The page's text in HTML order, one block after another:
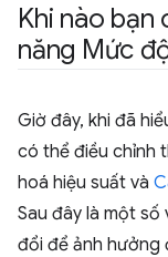
Khi nào bạn
năng Mức
Giờ đây, khi đã
có thể điều chỉnh
hoá hiệu suất và
Sau đây là một
đổi để ảnh hưởng